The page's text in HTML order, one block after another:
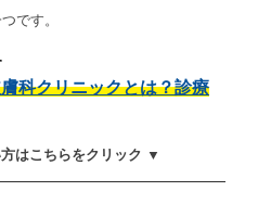
です。
科クリニックとは？診療
はこちらをクリック ▼